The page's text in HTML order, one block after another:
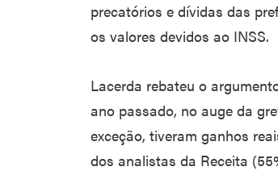
precatórios e dívidas das
os valores devidos ao INSS.
Lacerda rebateu o
ano passado, no auge da
exceção, tiveram ganhos
dos analistas da Receita